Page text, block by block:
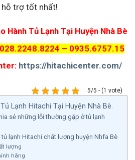
hỗ trợ tốt nhất!
Hành Tủ Lạnh Tại Huyện Nhà Bè
028.2248.8224 – 0935.6757.15
https://hitachicenter.com/
5/5 - (1 vote)
Lạnh Hitachi Tại Huyện Nhà Bè.
sẻ những lỗi thường gặp ở tủ lạnh
lạnh Hitachi chất lượng huyện Nhfa Bè
lượng
hãng